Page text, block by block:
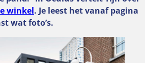
winkel. Je leest het vanaf pagina
wat foto’s.